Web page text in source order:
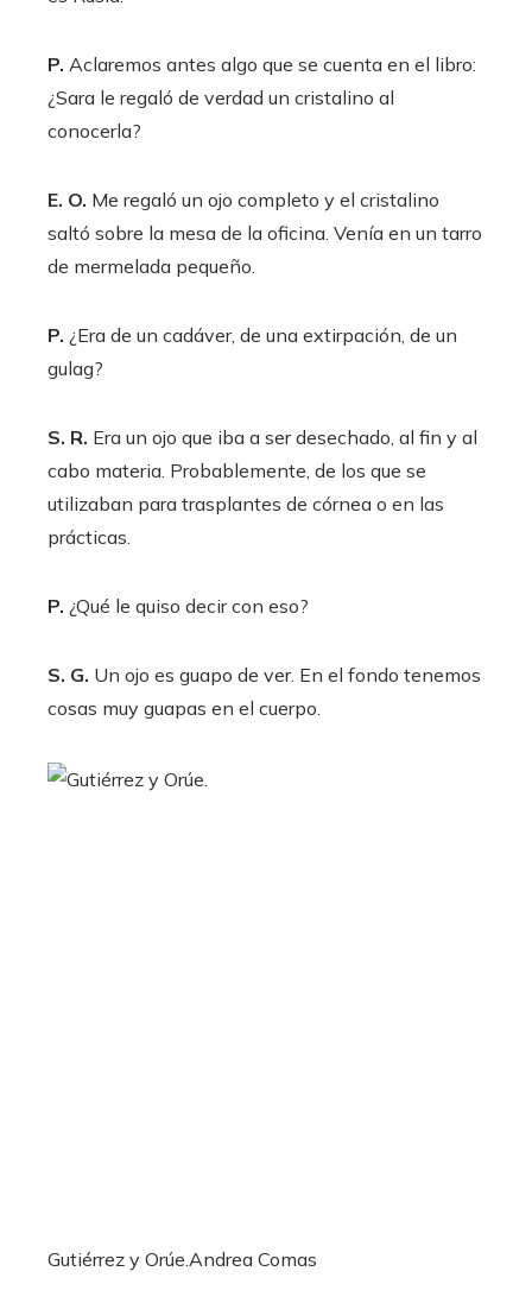
P. Aclaremos antes algo que se cuenta en el libro:
¿Sara le regaló de verdad un cristalino al
conocerla?
E. O. Me regaló un ojo completo y el cristalino
saltó sobre la mesa de la oficina. Venía en un tarro
de mermelada pequeño.
P. ¿Era de un cadáver, de una extirpación, de un
gulag?
S. R. Era un ojo que iba a ser desechado, al fin y al
cabo materia. Probablemente, de los que se
utilizaban para trasplantes de córnea o en las
prácticas.
P. ¿Qué le quiso decir con eso?
S. G. Un ojo es guapo de ver. En el fondo tenemos
cosas muy guapas en el cuerpo.
Gutiérrez y Orúe.Andrea Comas